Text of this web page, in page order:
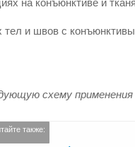
на конъюнктиве и
тел и швов с
схему
также: